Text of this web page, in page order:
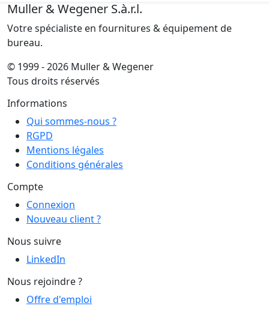
Muller & Wegener S.à.r.l.
Votre spécialiste en fournitures & équipement de
bureau.
© 1999 - 2026 Muller & Wegener
Tous droits réservés
Informations
Qui sommes-nous ?
RGPD
Mentions légales
Conditions générales
Compte
Connexion
Nouveau client ?
Nous suivre
LinkedIn
Nous rejoindre ?
Offre d'emploi